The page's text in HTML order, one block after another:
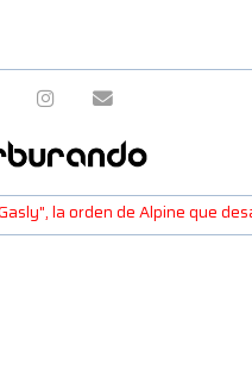
la orden de Alpine que